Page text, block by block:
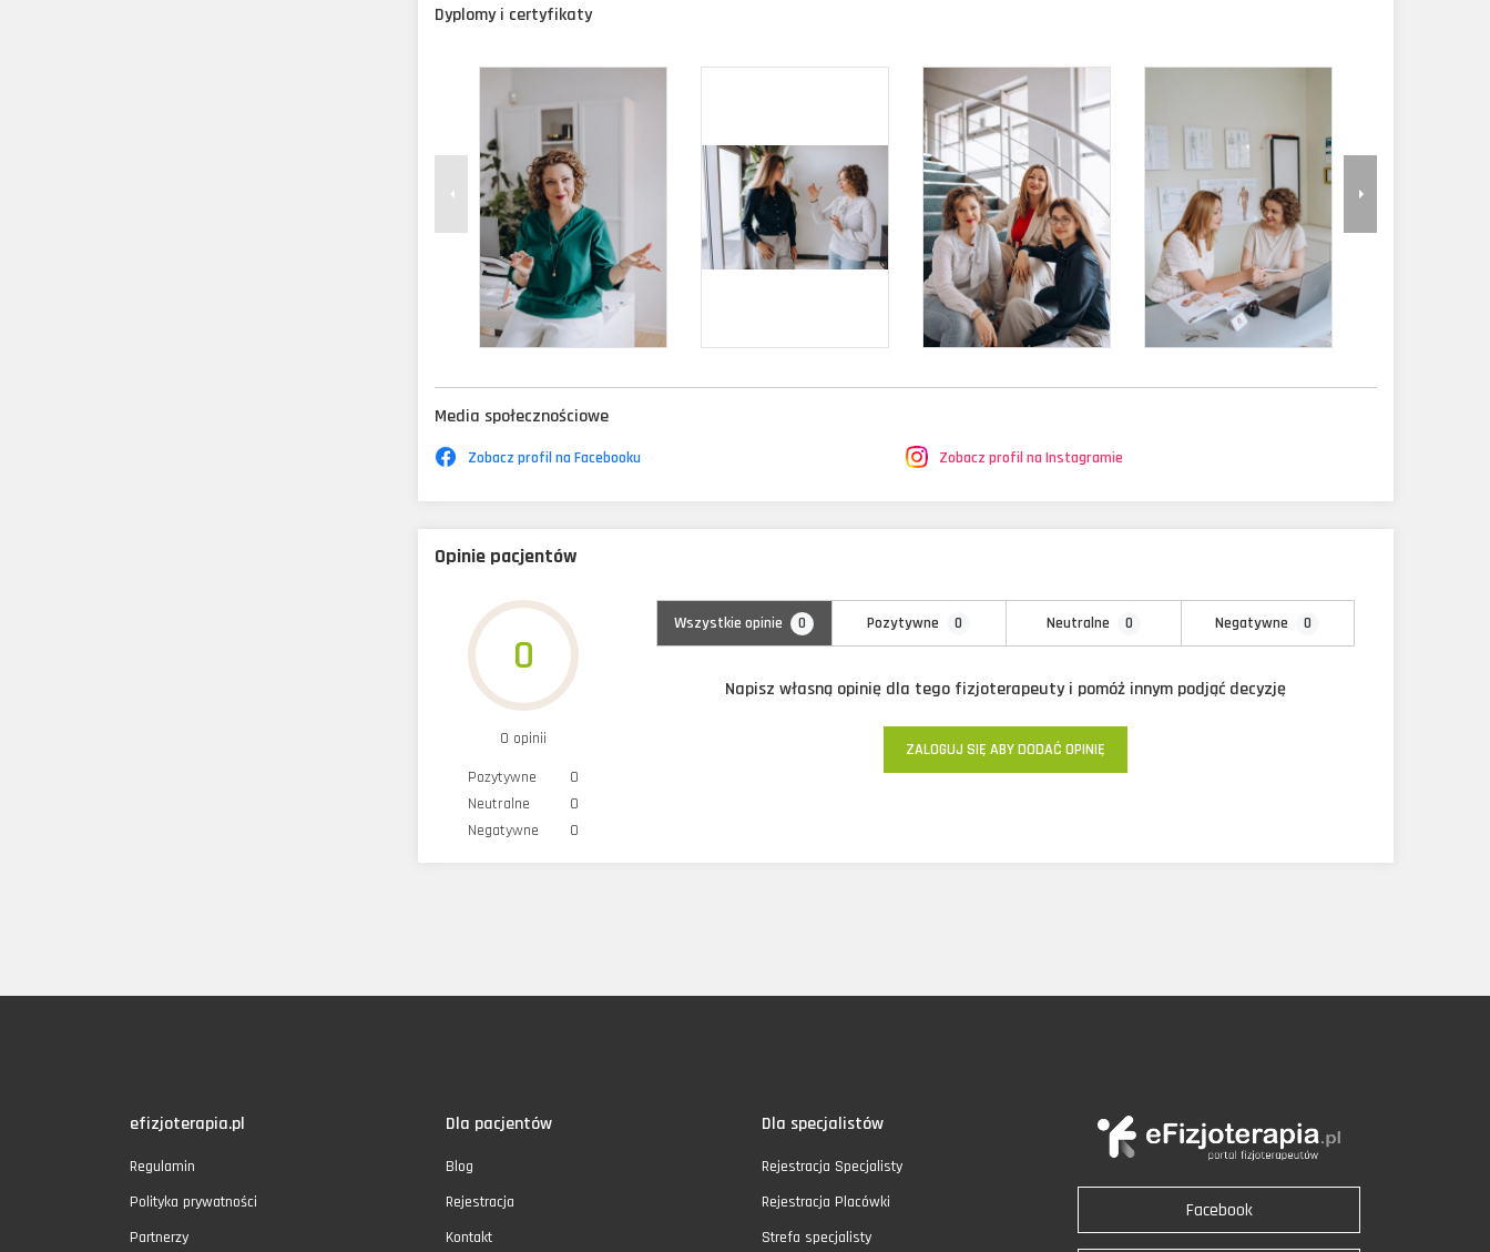
Dyplomy i certyfikaty
Media społecznościowe
Zobacz profil na Facebooku Zobacz profil na Instagramie
Opinie pacjentów
0
0 opinii
Pozytywne
0
Neutralne
0
Negatywne
0
Wszystkie opinie 0 Pozytywne 0 Neutralne 0 Negatywne 0
Napisz własną opinię dla tego fizjoterapeuty i pomóż innym podjąć decyzję
ZALOGUJ SIĘ ABY DODAĆ OPINIĘ
efizjoterapia.pl
Regulamin
Polityka prywatności
Partnerzy
Dla pacjentów
Blog
Rejestracja
Kontakt
Dla specjalistów
Rejestracja Specjalisty
Rejestracja Placówki
Strefa specjalisty
Facebook